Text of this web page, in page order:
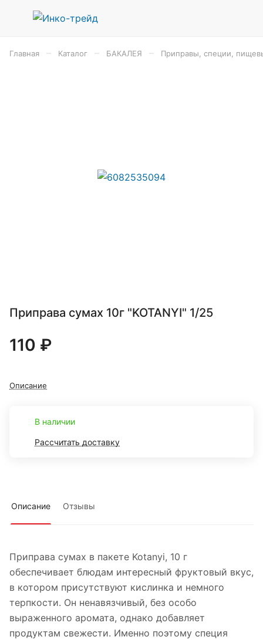
Главная Каталог БАКАЛЕЯ Приправы, специи,
Приправа сумах 10г "KOTANYI" 1/25
110 ₽
Описание
В наличии
Рассчитать доставку
Описание Отзывы
Приправа сумах в пакете Kotanyi, 10 г
обеспечивает блюдам интересный фруктовый вкус,
в котором присутствуют кислинка и немного
терпкости. Он ненавязчивый, без особо
выраженного аромата, однако добавляет
продуктам свежести. Именно поэтому специя